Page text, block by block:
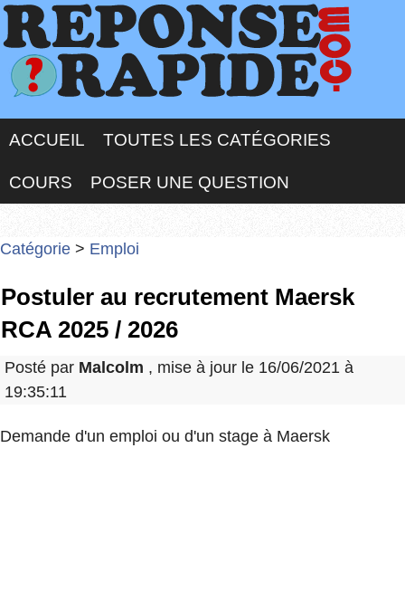
ACCUEIL TOUTES LES CATÉGORIES
COURS POSER UNE QUESTION
Catégorie > Emploi
Postuler au recrutement Maersk
RCA 2025 / 2026
Posté par Malcolm , mise à jour le 16/06/2021 à
19:35:11
Demande d'un emploi ou d'un stage à Maersk